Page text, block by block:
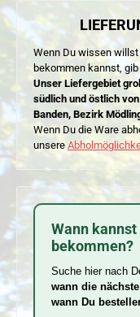
Wenn Du wissen
bekommen kannst,
Unser Liefergebiet
südlich und östlich
Banden, Bezirk
Wenn Du die Ware
unsere
Wann kannst
bekommen?
Suche hier nach
wann die
wann Du